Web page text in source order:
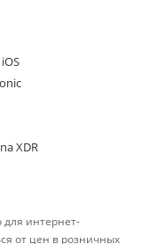
iOS
XDR
для интернет-
от цен в розничных